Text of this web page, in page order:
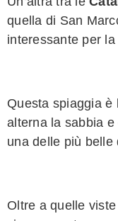
quella di San
interessante per
Questa spiaggia è
alterna la sabbia
una delle più belle
Oltre a quelle